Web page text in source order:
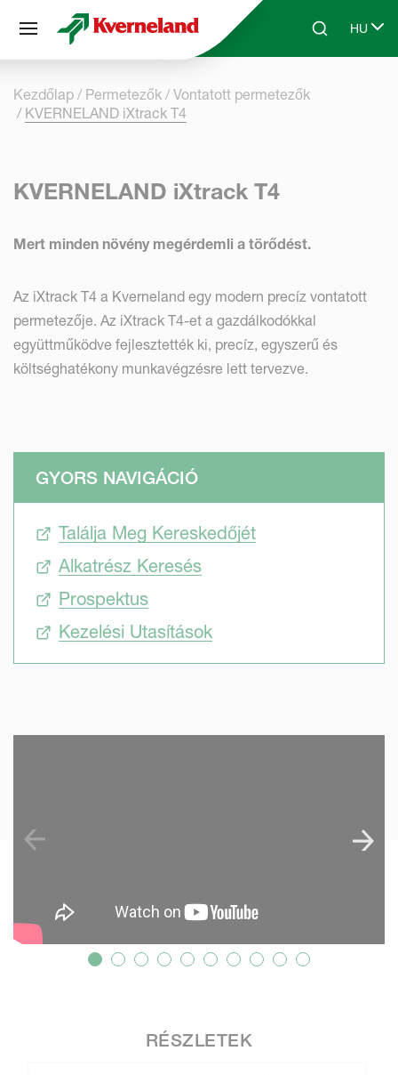
Skip to main contentSearchHU
Select
Kezdőlap Permetezők
Vontatott permetezők
KVERNELAND iXtrack T4
KVERNELAND iXtrack T4
Mert minden növény megérdemli a törődést.
Az iXtrack T4 a Kverneland egy modern precíz vontatott
permetezője. Az iXtrack T4-et a gazdálkodókkal
együttműködve fejlesztették ki, precíz, egyszerű és
költséghatékony munkavégzésre lett tervezve.
GYORS NAVIGÁCIÓ
Találja Meg Kereskedőjét
Alkatrész Keresés
Prospektus
Kezelési Utasítások
RÉSZLETEK
Süti preferenciák